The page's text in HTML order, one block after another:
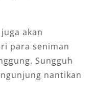
akan
para seniman
Sungguh
nantikan